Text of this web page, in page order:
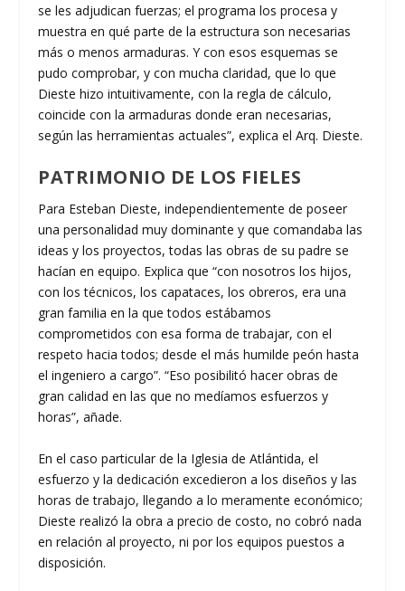
se les adjudican fuerzas; el programa los procesa y
muestra en qué parte de la estructura son necesarias
más o menos armaduras. Y con esos esquemas se
pudo comprobar, y con mucha claridad, que lo que
Dieste hizo intuitivamente, con la regla de cálculo,
coincide con la armaduras donde eran necesarias,
según las herramientas actuales”, explica el Arq. Dieste.
PATRIMONIO DE LOS FIELES
Para Esteban Dieste, independientemente de poseer
una personalidad muy dominante y que comandaba las
ideas y los proyectos, todas las obras de su padre se
hacían en equipo. Explica que “con nosotros los hijos,
con los técnicos, los capataces, los obreros, era una
gran familia en la que todos estábamos
comprometidos con esa forma de trabajar, con el
respeto hacia todos; desde el más humilde peón hasta
el ingeniero a cargo”. “Eso posibilitó hacer obras de
gran calidad en las que no medíamos esfuerzos y
horas”, añade.
En el caso particular de la Iglesia de Atlántida, el
esfuerzo y la dedicación excedieron a los diseños y las
horas de trabajo, llegando a lo meramente económico;
Dieste realizó la obra a precio de costo, no cobró nada
en relación al proyecto, ni por los equipos puestos a
disposición.